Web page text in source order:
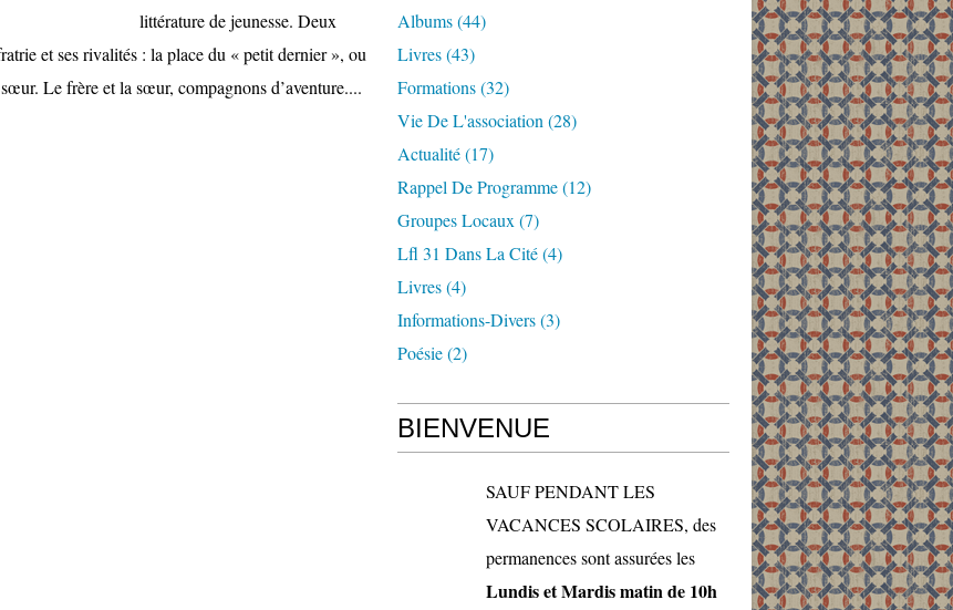
littérature de jeunesse. Deux
et ses rivalités : la place du « petit dernier », ou
Le frère et la sœur, compagnons d’aventure....
Albums(44)
Livres(43)
Formations(32)
Vie De L'association (28)
Actualité(17)
Rappel De Programme(12)
Groupes Locaux (7)
Lfl 31 Dans La Cité(4)
Livres(4)
Informations-Divers(3)
Poésie(2)
BIENVENUE
SAUF PENDANT LES
VACANCES SCOLAIRES, des
permanences sont assurées les
Lundis et Mardis matin de 10h